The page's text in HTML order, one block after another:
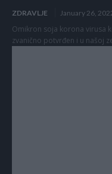
ZDRAVLJE January 26,
Omikron soja korona virusa
zvanično potvrđen i u našoj